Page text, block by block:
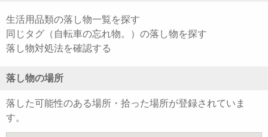
生活用品類の落し物一覧を探す
同じタグ（自転車の忘れ物。）の落し物を探す
落し物対処法を確認する
落し物の場所
落した可能性のある場所・拾った場所が登録されていま
す。